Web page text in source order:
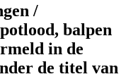
/
balpen
in de
de titel van